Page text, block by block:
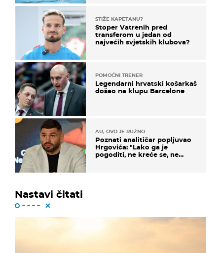
STIŽE KAPETANU?
Stoper Vatrenih pred
transferom u jedan od
najvećih svjetskih klubova?
POMOĆNI TRENER
Legendarni hrvatski košarkaš
došao na klupu Barcelone
AU, OVO JE RUŽNO
Poznati analitičar popljuvao
Hrgovića: "Lako ga je
pogoditi, ne kreće se, ne
Nastavi čitati